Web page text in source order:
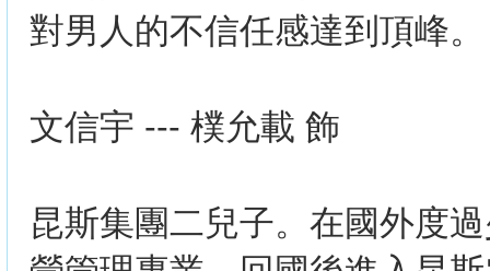
對男人的不信任感達到頂峰。
文信宇 --- 樸允載 飾
昆斯集團二兒子。在國外度